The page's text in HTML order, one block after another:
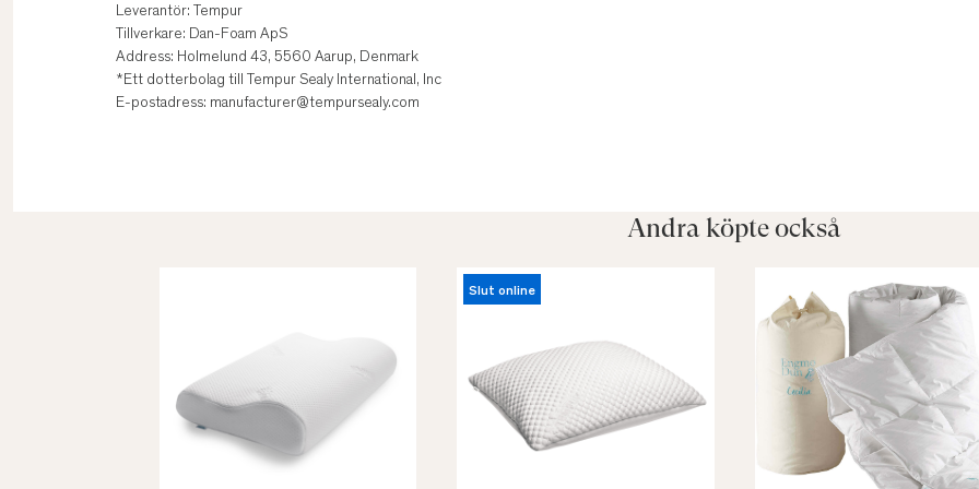
Leverantör: Tempur
Tillverkare: Dan-Foam ApS
Address: Holmelund 43, 5560 Aarup, Denmark
*Ett dotterbolag till Tempur Sealy International, Inc
E-postadress: manufacturer@tempursealy.com
Andra köpte också
Slut online